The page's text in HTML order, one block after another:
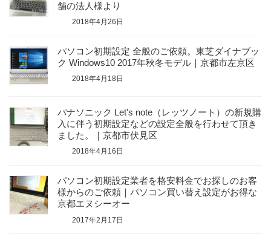
舗の法人様より
2018年4月26日
パソコン初期設定 全般のご依頼。東芝ダイナブッ
ク Windows10 2017年秋冬モデル｜京都市左京区
2018年4月18日
パナソニック Let's note（レッツノート）の新規購
入に伴う初期設定などの設定全般を行わせて頂き
ました。｜京都市伏見区
2018年4月16日
パソコン初期設定業者を格安料金でお探しのお客
様からのご依頼｜パソコン買い替え設定がお得な
京都エヌシーオー
2017年2月17日